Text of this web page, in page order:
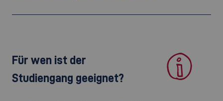
Für wen ist der
Studiengang geeignet?